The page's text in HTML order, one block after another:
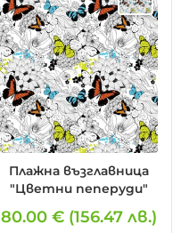
Плажна възглавница
"Цветни пеперуди"
80.00 € (156.47 лв.)